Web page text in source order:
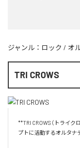
ジャンル： ロック / オ
TRI CROWS
**TRI CROWS（トライク
プトに活動するオルタナ